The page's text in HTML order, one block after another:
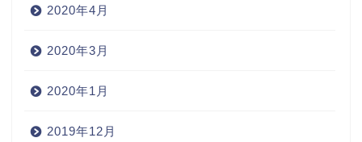
2020年4月
2020年3月
2020年1月
2019年12月